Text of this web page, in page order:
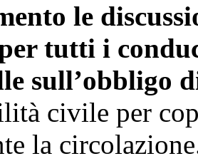
le
tutti i
sull’obbligo
civile per
la